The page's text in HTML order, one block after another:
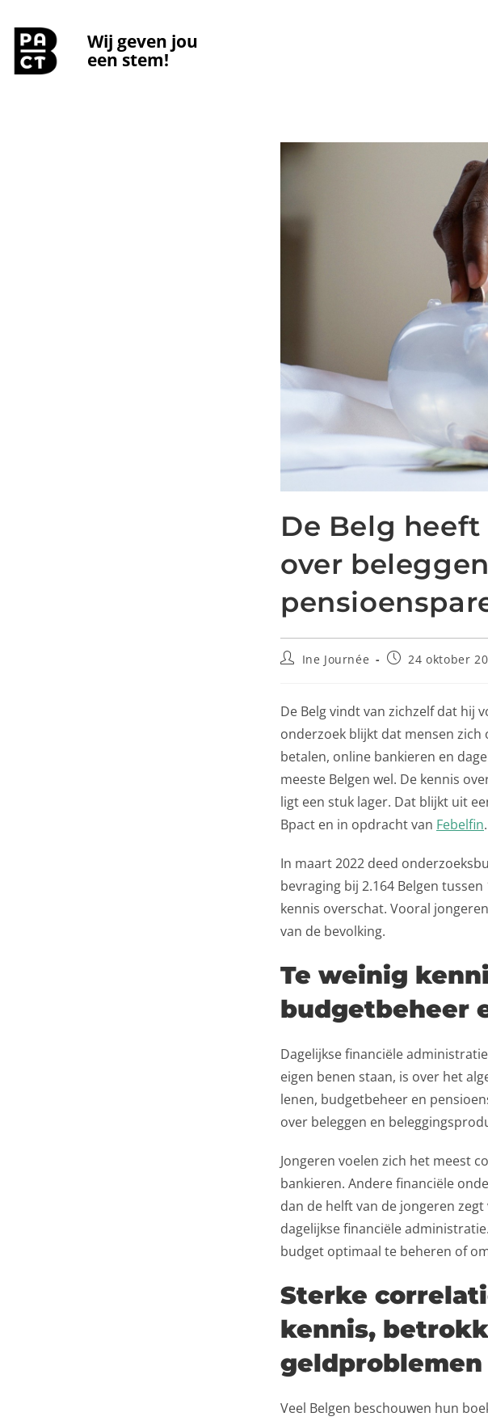
Wij geven jou
een stem!
De Belg
over
Ine Journée 24 oktober
De Belg vindt van zichzelf dat hij
onderzoek blijkt dat mensen
betalen, online bankieren en
meeste Belgen wel. De kennis
ligt een stuk lager. Dat blijkt uit
Bpact en in opdracht van Febelfin.
In maart 2022 deed
bevraging bij 2.164 Belgen
kennis overschat. Vooral
van de bevolking.
Te weinig
budgetbeheer
Dagelijkse financiële
eigen benen staan, is over het
lenen, budgetbeheer en
over beleggen en
Jongeren voelen zich het meest
bankieren. Andere financiële
dan de helft van de jongeren
dagelijkse financiële
budget optimaal te beheren of
Sterke
kennis,
geldproblemen
Veel Belgen beschouwen hun